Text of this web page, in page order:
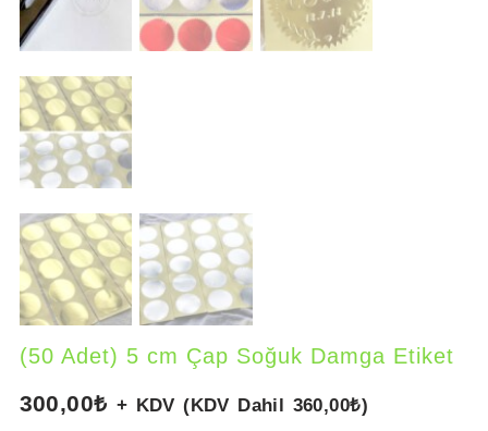
(50 Adet) 5 cm Çap Soğuk Damga Etiket
300,00₺ + KDV (KDV Dahil 360,00₺)